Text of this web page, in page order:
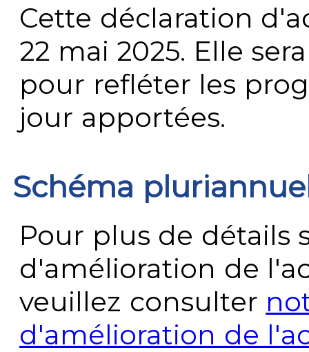
Cette déclaration
22 mai 2025. Elle
pour refléter les
jour apportées.
Schéma
Pour plus de détails
d'amélioration de
veuillez consulter
d'amélioration de